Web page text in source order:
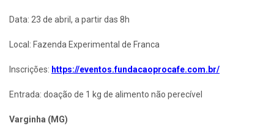
Data: 23 de abril, a partir das 8h
Local: Fazenda Experimental de Franca
Inscrições: https://eventos.fundacaoprocafe.com.br/
Entrada: doação de 1 kg de alimento não perecível
Varginha (MG)